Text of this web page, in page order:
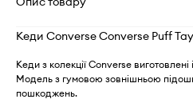
Кеди Converse Converse Puff
Кеди з колекції Converse виготовлені
Модель з гумовою зовнішньою
пошкоджень.